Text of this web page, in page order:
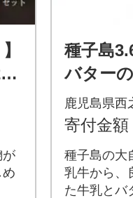
が
種子島
バター
鹿児島県西
寄付金額
種子島の大
乳牛から、
た牛乳とバ